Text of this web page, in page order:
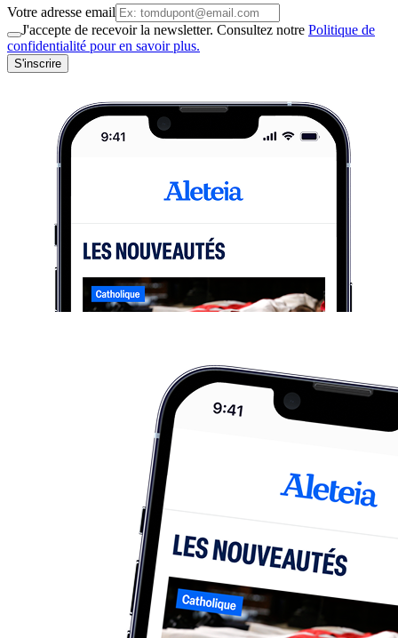
Votre adresse email
J'accepte de recevoir la newsletter. Consultez notre Politique de
confidentialité pour en savoir plus.
S'inscrire